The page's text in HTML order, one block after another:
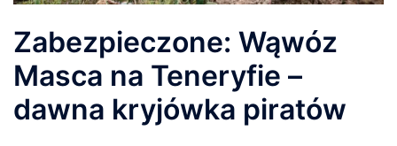
Zabezpieczone: Wąwóz
Masca na Teneryfie –
dawna kryjówka piratów